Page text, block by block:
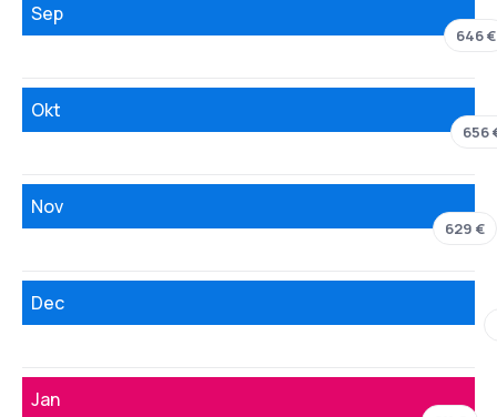
Sep
646 €
Okt
656
Nov
629 €
Dec
Jan